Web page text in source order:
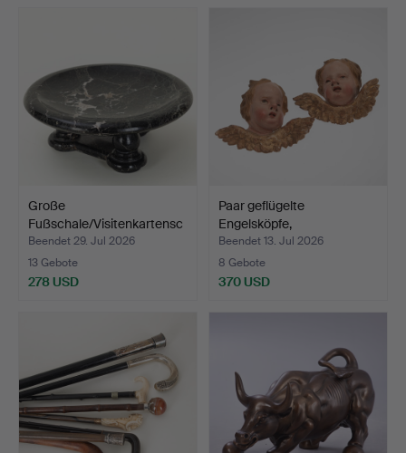
Große
Fußschale/Visitenkartensc
hale, Marmo…
Beendet 29. Jul 2026
13 Gebote
278 USD
Paar geflügelte
Engelsköpfe,
Süddeutschlan…
Beendet 13. Jul 2026
8 Gebote
370 USD